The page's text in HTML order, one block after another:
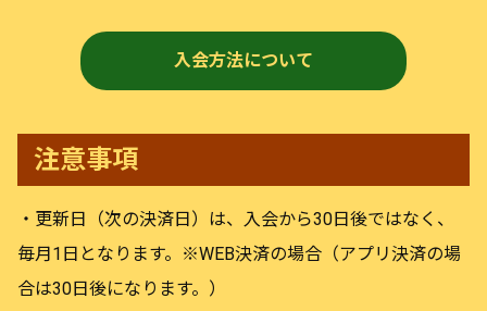
入会方法について
注意事項
・更新日（次の決済日）は、入会から30日後ではなく、
毎月1日となります。※WEB決済の場合（アプリ決済の場
合は30日後になります。）